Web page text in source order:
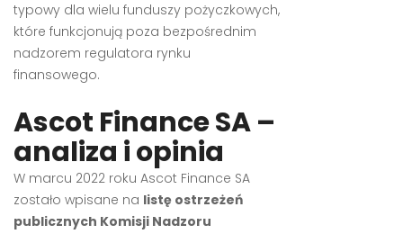
typowy dla wielu funduszy pożyczkowych,
które funkcjonują poza bezpośrednim
nadzorem regulatora rynku
finansowego.
Ascot Finance SA –
analiza i opinia
W marcu 2022 roku Ascot Finance SA
zostało wpisane na listę ostrzeżeń
publicznych Komisji Nadzoru